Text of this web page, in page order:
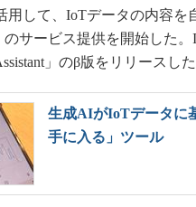
用して、IoTデータの内容を
のサービス提供を開始した
」のβ版をリリースした
生成AIがIoTデータに
手に入る」ツール